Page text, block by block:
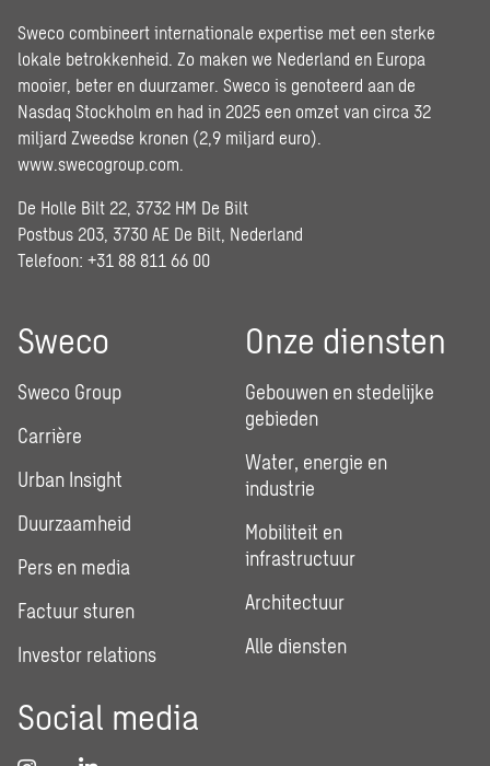
Sweco combineert internationale expertise met een sterke
lokale betrokkenheid. Zo maken we Nederland en Europa
mooier, beter en duurzamer. Sweco is genoteerd aan de
Nasdaq Stockholm en had in 2025 een omzet van circa 32
miljard Zweedse kronen (2,9 miljard euro).
www.swecogroup.com
De Holle Bilt 22, 3732 HM De Bilt
Postbus 203, 3730 AE De Bilt, Nederland
Telefoon: +31 88 811 66 00
Sweco
Sweco Group
Carrière
Urban Insight
Duurzaamheid
Pers en media
Factuur sturen
Investor relations
Onze diensten
Gebouwen en stedelijke
gebieden
Water, energie en
industrie
Mobiliteit en
infrastructuur
Architectuur
Alle diensten
Social media